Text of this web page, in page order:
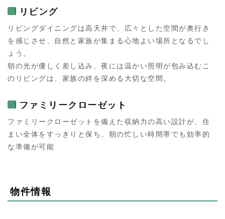
リビング
リビングダイニングは高天井で、広々とした空間が奥行き
を感じさせ、自然と家族が集まる心地よい場所となるでし
ょう。
朝の光が優しく差し込み、夜には温かい照明が包み込むこ
のリビングは、家族の絆を深める大切な空間。
ファミリークローゼット
ファミリークローゼットを備えた収納力の高い設計が、住
まい全体をすっきりと保ち、朝の忙しい時間帯でも効率的
な準備が可能
物件情報